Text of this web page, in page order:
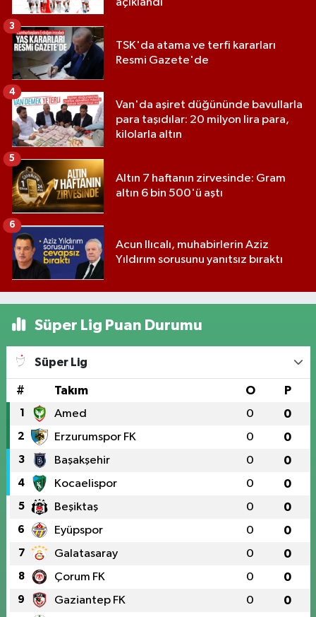
açıklandı
TSK'da atama ve terfi kararları
Resmi Gazete'de
3
Van'da aşiret düğününde bavullarla
para taşıdılar: 20 milyon lira para,
kilolarla altın
4
Altın 7 haftanın zirvesinde: Gram
altın 6 bin 500'ü aştı
5
Acun Ilıcalı, muhabirlerin Aziz
Yıldırım sorusunu yanıtsız bıraktı
6
Süper Lig Puan Durumu
Süper Lig
# Takım O P
1 Amed 0 0
2 Erzurumspor FK 0 0
3 Başakşehir 0 0
4 Kocaelispor 0 0
5 Beşiktaş 0 0
6 Eyüpspor 0 0
7 Galatasaray 0 0
8 Çorum FK 0 0
9 Gaziantep FK 0 0